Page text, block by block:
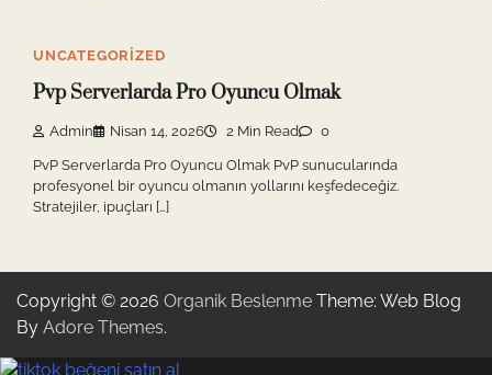
UNCATEGORIZED
Pvp Serverlarda Pro Oyuncu Olmak
Admin Nisan 14, 2026 2 Min Read 0
PvP Serverlarda Pro Oyuncu Olmak PvP sunucularında
profesyonel bir oyuncu olmanın yollarını keşfedeceğiz.
Stratejiler, ipuçları […]
Copyright © 2026 Organik Beslenme Theme: Web Blog
By Adore Themes.